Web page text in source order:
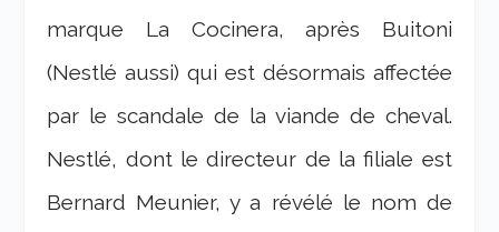
marque La Cocinera, après Buitoni
(Nestlé aussi) qui est désormais affectée
par le scandale de la viande de cheval.
Nestlé, dont le directeur de la filiale est
Bernard Meunier, y a révélé le nom de